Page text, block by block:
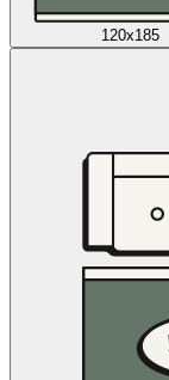
120x185